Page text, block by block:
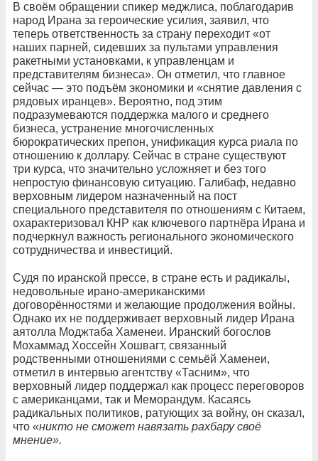
В своём обращении спикер меджлиса, поблагодарив
народ Ирана за героические усилия, заявил, что
теперь ответственность за страну переходит «от
наших парней, сидевших за пультами управления
ракетными установками, к управленцам и
представителям бизнеса». Он отметил, что главное
сейчас — это подъём экономики и «снятие давления с
рядовых иранцев». Вероятно, под этим
подразумеваются поддержка малого и среднего
бизнеса, устранение многочисленных
бюрократических препон, унификация курса риала по
отношению к доллару. Сейчас в стране существуют
три курса, что значительно усложняет и без того
непростую финансовую ситуацию. Галибаф, недавно
верховным лидером назначенный на пост
специального представителя по отношениям с Китаем,
охарактеризовал КНР как ключевого партнёра Ирана и
подчеркнул важность регионального экономического
сотрудничества и инвестиций.
Судя по иранской прессе, в стране есть и радикалы,
недовольные ирано-американскими
договорённостями и желающие продолжения войны.
Однако их не поддерживает верховный лидер Ирана
аятолла Моджтаба Хаменеи. Иранский богослов
Мохаммад Хоссейн Хошвагт, связанный
родственными отношениями с семьёй Хаменеи,
отметил в интервью агентству «Тасним», что
верховный лидер поддержал как процесс переговоров
с американцами, так и Меморандум. Касаясь
радикальных политиков, ратующих за войну, он сказал,
что «никто не сможет навязать рахбару своё
мнение».